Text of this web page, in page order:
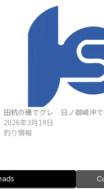
田杭の磯でグレ 日ノ御崎沖
2026年3月19日
釣り情報